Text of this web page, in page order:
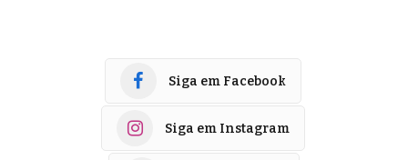
Siga em Facebook
Siga em Instagram